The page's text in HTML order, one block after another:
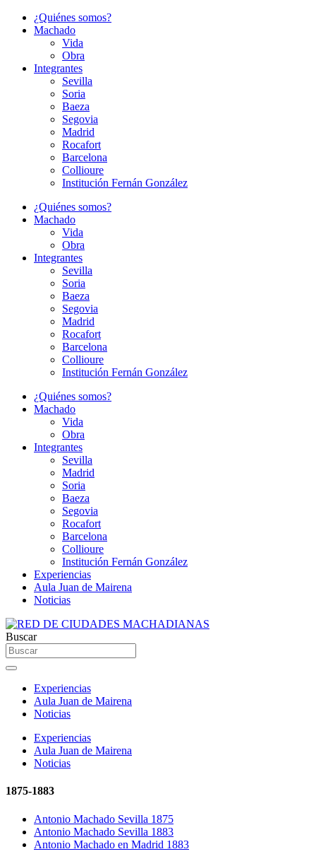
¿Quiénes somos?
Machado
Vida
Obra
Integrantes
Sevilla
Soria
Baeza
Segovia
Madrid
Rocafort
Barcelona
Collioure
Institución Fernán González
¿Quiénes somos?
Machado
Vida
Obra
Integrantes
Sevilla
Soria
Baeza
Segovia
Madrid
Rocafort
Barcelona
Collioure
Institución Fernán González
¿Quiénes somos?
Machado
Vida
Obra
Integrantes
Sevilla
Madrid
Soria
Baeza
Segovia
Rocafort
Barcelona
Collioure
Institución Fernán González
Experiencias
Aula Juan de Mairena
Noticias
Buscar
Experiencias
Aula Juan de Mairena
Noticias
Experiencias
Aula Juan de Mairena
Noticias
1875-1883
Antonio Machado Sevilla 1875
Antonio Machado Sevilla 1883
Antonio Machado en Madrid 1883